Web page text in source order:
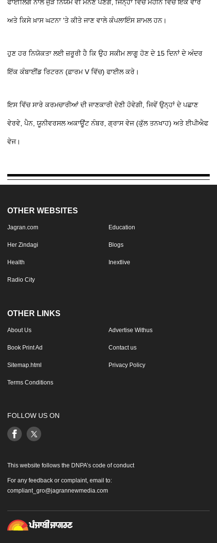
ਫਾਈਲਿੰਗ ਨਾਲ ਜੁੜੇ ਨਿਯਮ ਵੀ ਮੰਨਣੇ ਪੈਣਗੇ, ਜਿਨ੍ਹਾਂ ਵਿੱਚ ਮਹੀਨੇ ਵਿੱਚ ਇੱਕ ਵਾਰ
ਅਤੇ ਕਿਸੇ ਖ਼ਾਸ ਘਟਨਾ 'ਤੇ ਕੀਤੇ ਜਾਣ ਵਾਲੇ ਕੰਪਲਾਇੰਸ ਸ਼ਾਮਲ ਹਨ।
ਹੁਣ ਹਰ ਨਿਯੋਕਤਾ ਲਈ ਜ਼ਰੂਰੀ ਹੈ ਕਿ ਉਹ ਸਕੀਮ ਲਾਗੂ ਹੋਣ ਦੇ 15 ਦਿਨਾਂ ਦੇ ਅੰਦਰ
ਇੱਕ ਕੰਬਾਈਂਡ ਰਿਟਰਨ (ਫ਼ਾਰਮ V ਵਿੱਚ) ਫਾਈਲ ਕਰੇ।
ਇਸ ਵਿੱਚ ਸਾਰੇ ਕਰਮਚਾਰੀਆਂ ਦੀ ਜਾਣਕਾਰੀ ਦੇਣੀ ਹੋਵੇਗੀ, ਜਿਵੇਂ ਉਨ੍ਹਾਂ ਦੇ ਪਛਾਣ
ਵੇਰਵੇ, ਪੈਨ, ਯੂਨੀਵਰਸਲ ਅਕਾਊਂਟ ਨੰਬਰ, ਗ੍ਰਾਸ ਵੇਜ (ਕੁੱਲ ਤਨਖਾਹ) ਅਤੇ ਈਪੀਐਫ
ਵੇਜ।
OTHER WEBSITES
Jagran.com Education
Her Zindagi Blogs
Health Inextlive
Radio City
OTHER LINKS
About Us Advertise Withus
Book Print Ad Contact us
Sitemap.html Privacy Policy
Terms Conditions
FOLLOW US ON
This website follows the DNPA’s code of conduct
For any feedback or complaint, email to:
compliant_gro@jagrannewmedia.com